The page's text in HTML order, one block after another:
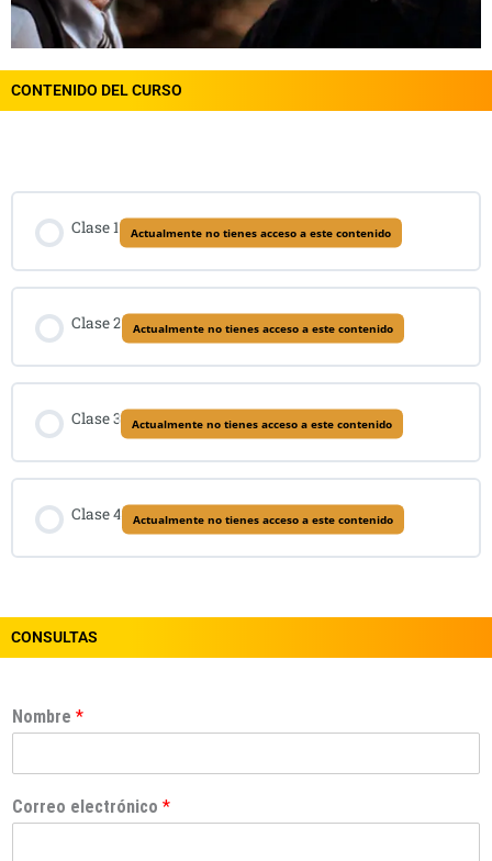
CONTENIDO DEL CURSO
Clase 1 Actualmente no tienes acceso a este contenido
Clase 2 Actualmente no tienes acceso a este contenido
Clase 3 Actualmente no tienes acceso a este contenido
Clase 4 Actualmente no tienes acceso a este contenido
CONSULTAS
Nombre *
Correo electrónico *